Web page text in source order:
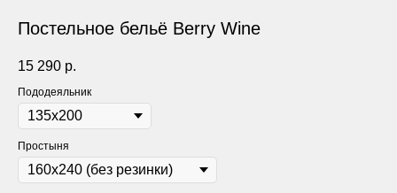
Постельное бельё Berry Wine
15 290 р.
Пододеяльник
Простыня